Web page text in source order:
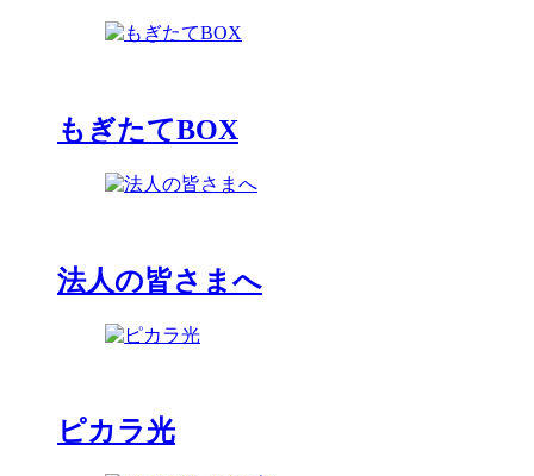
もぎたてBOX
法人の皆さまへ
ピカラ光